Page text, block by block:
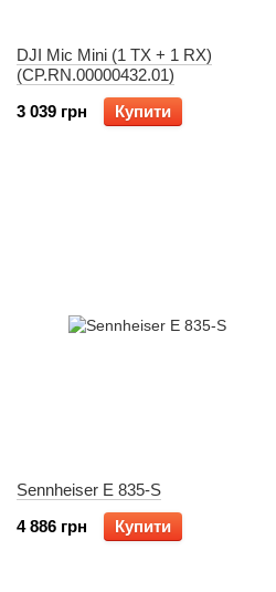
DJI Mic Mini (1 TX + 1 RX)
(CP.RN.00000432.01)
3 039 грн
Купити
Sennheiser E 835-S
4 886 грн
Купити